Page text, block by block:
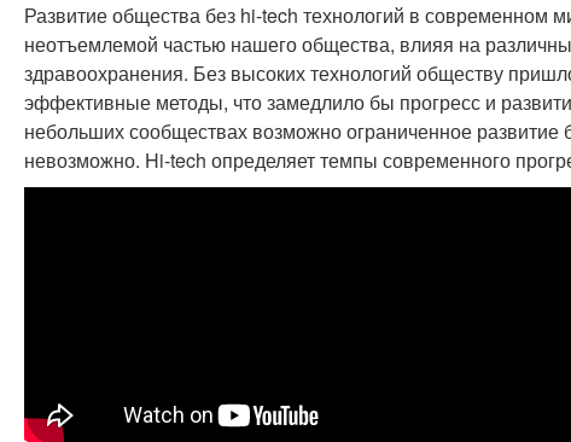
Развитие общества без hi-tech технологий в современном
неотъемлемой частью нашего общества, влияя на
здравоохранения. Без высоких технологий обществу
эффективные методы, что замедлило бы прогресс и
небольших сообществах возможно ограниченное развитие
невозможно. Hi-tech определяет темпы современного